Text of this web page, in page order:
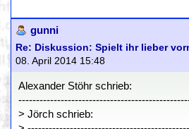
gunni
Re: Diskussion: Spielt ihr lieber
08. April 2014 15:48
Alexander Stöhr schrieb:
> Jörch schrieb: